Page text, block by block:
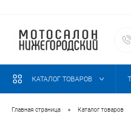
КАТАЛОГ ТОВАРОВ
Главная страница • Каталог товаров